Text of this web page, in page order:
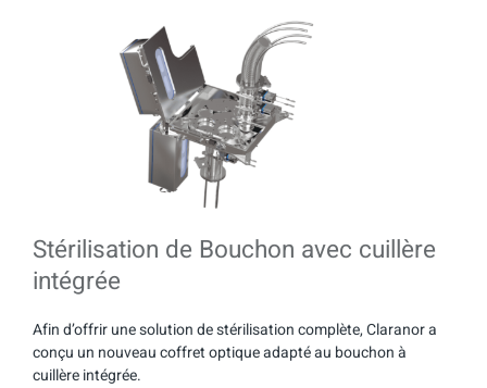
Stérilisation de Bouchon avec cuillère
intégrée
Afin d’offrir une solution de stérilisation complète, Claranor a
conçu un nouveau coffret optique adapté au bouchon à
cuillère intégrée.